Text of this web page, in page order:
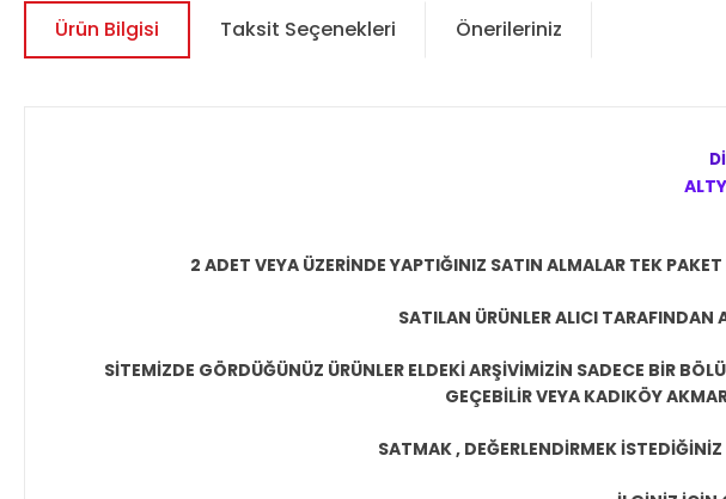
Ürün Bilgisi Taksit Seçenekleri Önerileriniz
2 ADET VEYA ÜZERİNDE YAPTIĞINIZ SATIN ALMALAR TEK
SATILAN ÜRÜNLER ALICI
SİTEMİZDE GÖRDÜĞÜNÜZ ÜRÜNLER ELDEKİ ARŞİVİMİZİN SADECE BİR
GEÇEBİLİR VEYA KADIKÖY
SATMAK , DEĞERLENDİRMEK